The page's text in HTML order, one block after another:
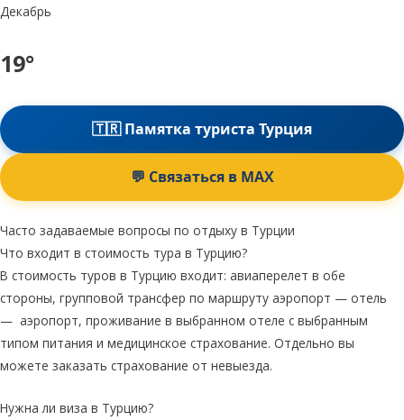
Декабрь
19°
🇹🇷 Памятка туриста Турция
💬 Связаться в MAX
Часто задаваемые вопросы по отдыху в Турции
Что входит в стоимость тура в Турцию?
В стоимость туров в Турцию входит: авиаперелет в обе
стороны, групповой трансфер по маршруту аэропорт — отель
— аэропорт, проживание в выбранном отеле с выбранным
типом питания и медицинское страхование. Отдельно вы
можете заказать страхование от невыезда.
Нужна ли виза в Турцию?